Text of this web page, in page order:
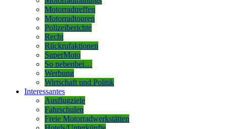
Motorradtreffen
Motorradtouren
Polizeiberichte
Recht
Rückrufaktionen
SuperMoto
So nebenbei…
Werbung
Wirtschaft und Politik
Interessantes
Ausflugziele
Fahrschulen
Freie Motorradwerkstätten